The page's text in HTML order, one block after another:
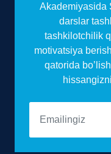
Akademiyasida
darslar
tashkilotchilik
motivatsiya
qatorida